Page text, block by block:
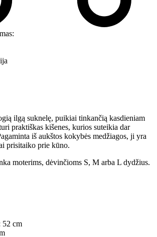
ilgą suknelę, puikiai tinkančią kasdieniam
praktiškas kišenes, kurios suteikia dar
iš aukštos kokybės medžiagos, ji yra
prisitaiko prie kūno.
moterims, dėvinčioms S, M arba L dydžius.
52 cm